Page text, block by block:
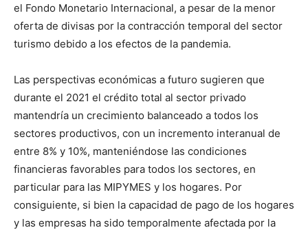
el Fondo Monetario Internacional, a pesar de la menor
oferta de divisas por la contracción temporal del sector
turismo debido a los efectos de la pandemia.
Las perspectivas económicas a futuro sugieren que
durante el 2021 el crédito total al sector privado
mantendría un crecimiento balanceado a todos los
sectores productivos, con un incremento interanual de
entre 8% y 10%, manteniéndose las condiciones
financieras favorables para todos los sectores, en
particular para las MIPYMES y los hogares. Por
consiguiente, si bien la capacidad de pago de los hogares
y las empresas ha sido temporalmente afectada por la